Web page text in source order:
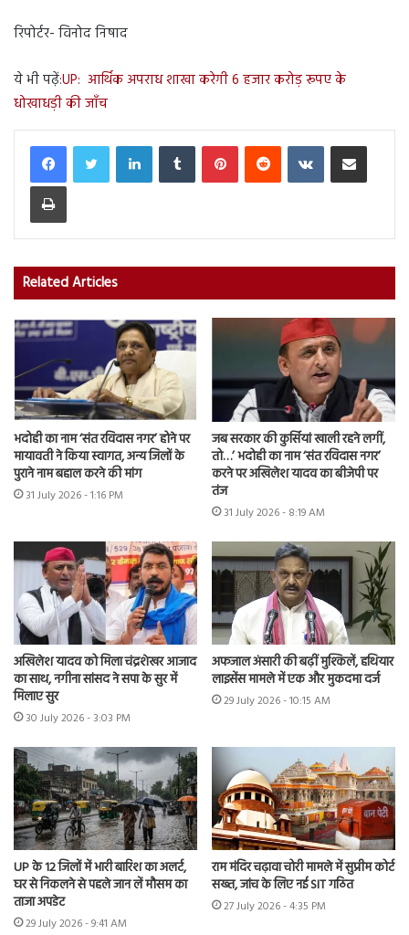
रिपोर्टर- विनोद निषाद
ये भी पढ़ें:UP: आर्थिक अपराध शाखा करेगी 6 हजार करोड़ रूपए के
धोखाधड़ी की जाँच
LinkedInTumblr PinterestReddit VKontakteShare via Email
Print
Related Articles
भदोही का नाम ‘संत रविदास नगर’ होने पर
मायावती ने किया स्वागत, अन्य जिलों के
पुराने नाम बहाल करने की मांग
31 July 2026 - 1:16 PM
जब सरकार की कुर्सियां खाली रहने लगीं,
तो…’ भदोही का नाम ‘संत रविदास नगर’
करने पर अखिलेश यादव का बीजेपी पर
तंज
31 July 2026 - 8:19 AM
अखिलेश यादव को मिला चंद्रशेखर आजाद
का साथ, नगीना सांसद ने सपा के सुर में
मिलाए सुर
30 July 2026 - 3:03 PM
अफजाल अंसारी की बढ़ीं मुश्किलें, हथियार
लाइसेंस मामले में एक और मुकदमा दर्ज
29 July 2026 - 10:15 AM
UP के 12 जिलों में भारी बारिश का अलर्ट,
घर से निकलने से पहले जान लें मौसम का
ताजा अपडेट
29 July 2026 - 9:41 AM
राम मंदिर चढ़ावा चोरी मामले में सुप्रीम कोर्ट
सख्त, जांच के लिए नई SIT गठित
27 July 2026 - 4:35 PM